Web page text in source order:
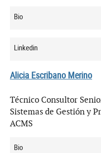
Bio
Linkedin
Alicia Escribano Merino
Técnico Consultor
Sistemas de Gestión y
ACMS
Bio